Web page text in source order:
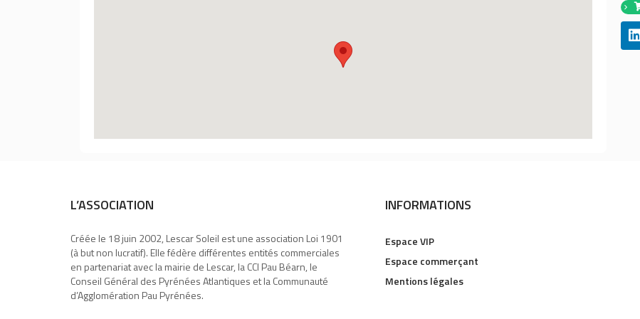
L’ASSOCIATION
Créée le 18 juin 2002, Lescar Soleil est une association Loi 1901
(à but non lucratif). Elle fédère différentes entités commerciales
en partenariat avec la mairie de Lescar, la CCI Pau Béarn, le
Conseil Général des Pyrénées Atlantiques et la Communauté
d’Agglomération Pau Pyrénées.
INFORMATIONS
Espace VIP
Espace commerçant
Mentions légales